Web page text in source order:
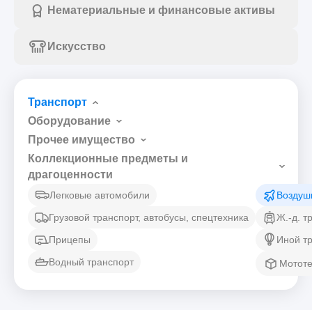
Нематериальные и финансовые активы
Искусство
Транспорт
Оборудование
Прочее имущество
Коллекционные предметы и
драгоценности
Легковые автомобили
Грузовой транспорт, автобусы, спецтехника
Прицепы
Водный транспорт
Ж.-д.
Иной